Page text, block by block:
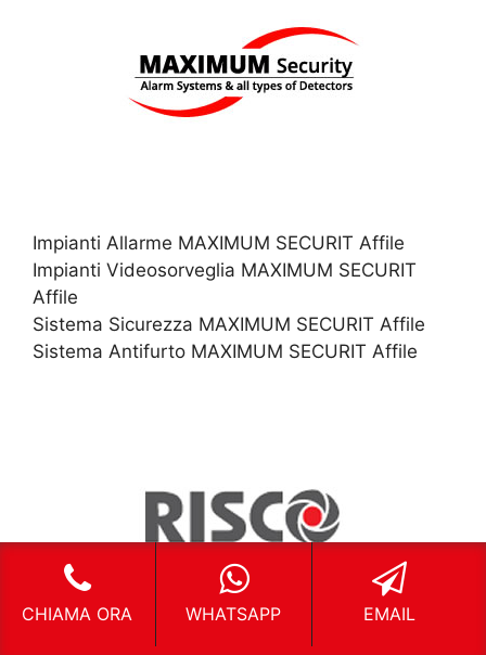
Impianti Allarme MAXIMUM SECURIT Affile
Impianti Videosorveglia MAXIMUM SECURIT
Affile
Sistema Sicurezza MAXIMUM SECURIT Affile
Sistema Antifurto MAXIMUM SECURIT Affile
CHIAMA ORA WHATSAPP EMAIL